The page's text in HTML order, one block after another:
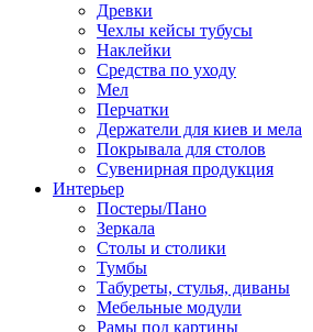
Древки
Чехлы кейсы тубусы
Наклейки
Средства по уходу
Мел
Перчатки
Держатели для киев и мела
Покрывала для столов
Сувенирная продукция
Интерьер
Постеры/Пано
Зеркала
Столы и столики
Тумбы
Табуреты, стулья, диваны
Мебельные модули
Рамы под картины